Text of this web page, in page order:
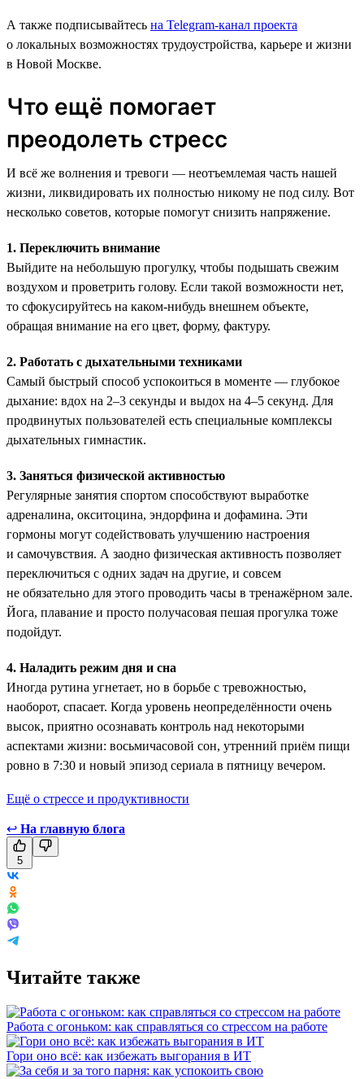
А также подписывайтесь на Telegram-канал проекта
о локальных возможностях трудоустройства, карьере и жизни
в Новой Москве.
Что ещё помогает
преодолеть стресс
И всё же волнения и тревоги — неотъемлемая часть нашей
жизни, ликвидировать их полностью никому не под силу. Вот
несколько советов, которые помогут снизить напряжение.
1. Переключить внимание
Выйдите на небольшую прогулку, чтобы подышать свежим
воздухом и проветрить голову. Если такой возможности нет,
то сфокусируйтесь на каком-нибудь внешнем объекте,
обращая внимание на его цвет, форму, фактуру.
2. Работать с дыхательными техниками
Самый быстрый способ успокоиться в моменте — глубокое
дыхание: вдох на 2–3 секунды и выдох на 4–5 секунд. Для
продвинутых пользователей есть специальные комплексы
дыхательных гимнастик.
3. Заняться физической активностью
Регулярные занятия спортом способствуют выработке
адреналина, окситоцина, эндорфина и дофамина. Эти
гормоны ­могут содействовать улучшению настроения
и самочувствия. А заодно физическая активность позволяет
переключиться с одних задач на другие, и совсем
не обязательно для этого проводить часы в тренажёрном зале.
Йога, плавание и просто получасовая пешая прогулка тоже
подойдут.
4. Наладить режим дня и сна
Иногда рутина угнетает, но в борьбе с тревожностью,
наоборот, спасает. Когда уровень неопределённости очень
высок, приятно осознавать контроль над некоторыми
аспектами жизни: восьмичасовой сон, утренний приём пищи
ровно в 7:30 и новый эпизод сериала в пятницу вечером.
Ещё о стрессе и продуктивности
↩ На главную блога
5
Читайте также
Работа с огоньком: как справляться со стрессом на работе
Гори оно всё: как избежать выгорания в ИТ